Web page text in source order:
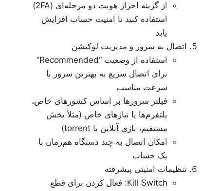
از گزینه احراز هویت دو مرحله‌ای (2FA)
استفاده کنید تا امنیت حساب افزایش
یابد
اتصال به سرور و مدیریت لوکیشن
استفاده از وضعیت “Recommended”
برای اتصال سریع به بهترین سرور با
سرعت مناسب
فیلتر سرورها بر اساس کشورهای خاص،
پلتفرم‌ها یا نیازهای خاص (مثلاً پخش
مستقیم، بازی آنلاین یا torrent)
امکان اتصال به چند دستگاه هم‌زمان با
یک حساب
تنظیمات امنیتی پیشرفته
Kill Switch: فعال کردن برای قطع